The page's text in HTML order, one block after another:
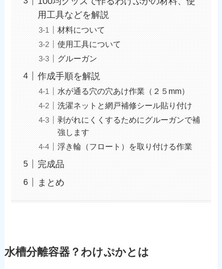
用工具などを解説
材料について
使用工具について
グルーガン
作成手順を解説
水が通る穴の穴あけ作業（２５mm）
洗濯ネットと網戸補修シール貼り付け
剥がれにくくするためにグルーガンで補
強します
浮き輪（フロート）を取り付ける作業
完成品
まとめ
水槽分離容器？わけぷかとは